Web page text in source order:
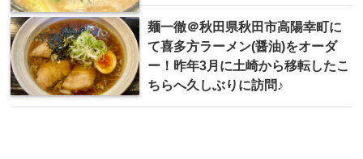
麺一徹＠秋田県秋田市高陽幸町に
て喜多方ラーメン(醤油)をオーダ
ー！昨年3月に土崎から移転したこ
ちらへ久しぶりに訪問♪